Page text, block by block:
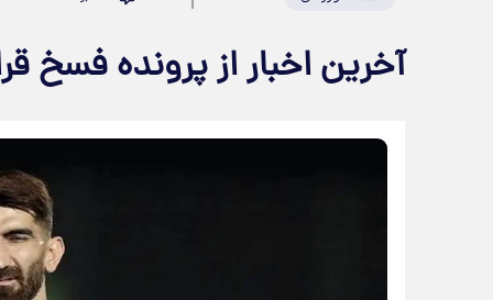
آخرین اخبار از پرونده فسخ